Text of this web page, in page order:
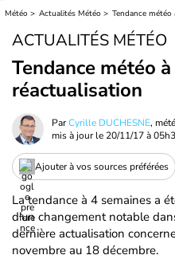
Météo Actualités Météo Tendance
ACTUALITÉS MÉTÉO
Tendance météo
réactualisation
ParCyrille DUCHESNE,
mis à jour le 20/11/17 à
Ajouter à vos sources préférées
La tendance à 4 semaines a
d'un changement notable
dernière actualisation
novembre au 18 décembre.